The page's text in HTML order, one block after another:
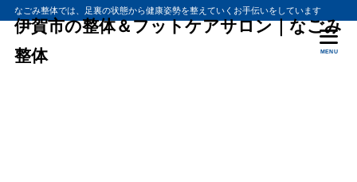
なごみ整体では、足裏の状態から健康姿勢を整えていくお手伝いをしています
伊賀市の整体＆フットケアサロン｜なごみ
整体
MENU